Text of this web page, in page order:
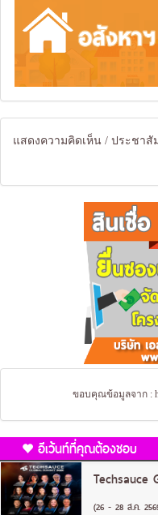
แสดงความคิดเห็น / ประชาสั
ขอบคุณข้อมูลจาก :
อีเว้นท์ที่คุณต้องชอบ
Techsauce
(26 - 28 ส.ค.